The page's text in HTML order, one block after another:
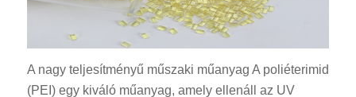
A nagy teljesítményű műszaki műanyag A poliéterimid
(PEI) egy kiváló műanyag, amely ellenáll az UV